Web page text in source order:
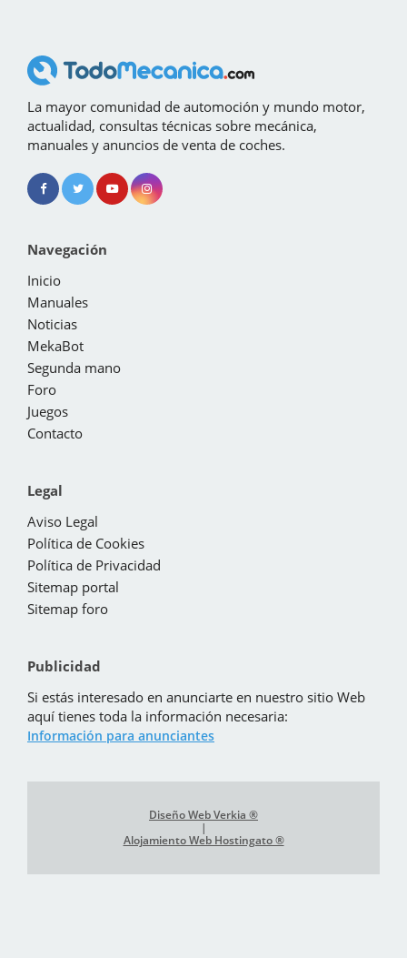
La mayor comunidad de automoción y mundo motor,
actualidad, consultas técnicas sobre mecánica,
manuales y anuncios de venta de coches.
Navegación
Inicio
Manuales
Noticias
MekaBot
Segunda mano
Foro
Juegos
Contacto
Legal
Aviso Legal
Política de Cookies
Política de Privacidad
Sitemap portal
Sitemap foro
Publicidad
Si estás interesado en anunciarte en nuestro sitio Web
aquí tienes toda la información necesaria:
Información para anunciantes
Diseño Web Verkia ®
|
Alojamiento Web Hostingato ®